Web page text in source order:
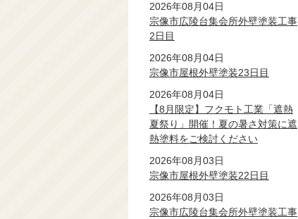
2026年08月04日
宗像市広陵台集会所外壁塗装工事
2日目
2026年08月04日
宗像市屋根外壁塗装23日目
2026年08月04日
【8月限定】フクモト工業「遮熱
夏祭り」開催！夏の暑さ対策に遮
熱塗料をご検討ください
2026年08月03日
宗像市屋根外壁塗装22日目
2026年08月03日
宗像市広陵台集会所外壁塗装工事